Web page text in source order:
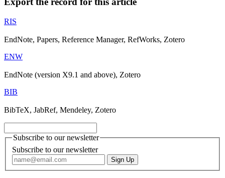
RIS
EndNote, Papers, Reference Manager, RefWorks, Zotero
ENW
EndNote (version X9.1 and above), Zotero
BIB
BibTeX, JabRef, Mendeley, Zotero
Subscribe to our newsletter
Subscribe to our newsletter